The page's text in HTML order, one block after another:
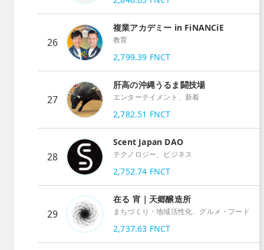
26
複業アカデミー in FiNANCiE
教育
2,799.39 FNCT
27
肝高の沖縄うるま闘技場
エンターテイメント、新着
2,782.51 FNCT
28
Scent Japan DAO
テクノロジー、ビジネス
2,752.74 FNCT
29
在る 宵｜天郷醸造所
まちづくり・地域活性化、グルメ・フード
2,737.63 FNCT